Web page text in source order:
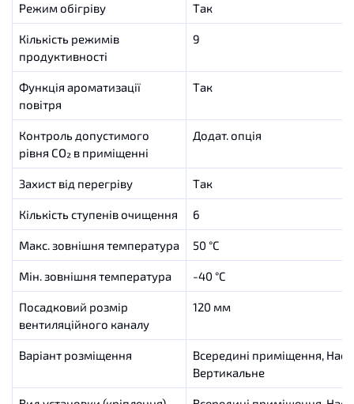
Режим обігріву Так
Кількість режимів
продуктивності
9
Функція ароматизації
повітря
Так
Контроль допустимого
рівня CO₂ в приміщенні
Додат. опція
Захист від перегріву Так
Кількість ступенів очищення 6
Макс. зовнішня температура 50 °С
Мін. зовнішня температура -40 °С
Посадковий розмір
вентиляційного каналу
120 мм
Варіант розміщення
Всередині приміщення,
Вертикальне